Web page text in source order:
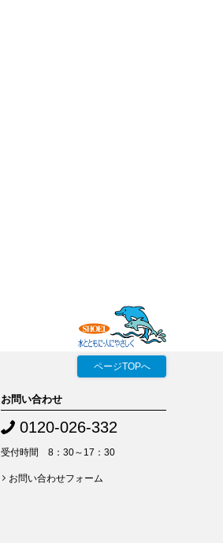
ページTOPへ
お問い合わせ
0120-026-332
受付時間 8：30～17：30
お問い合わせフォーム